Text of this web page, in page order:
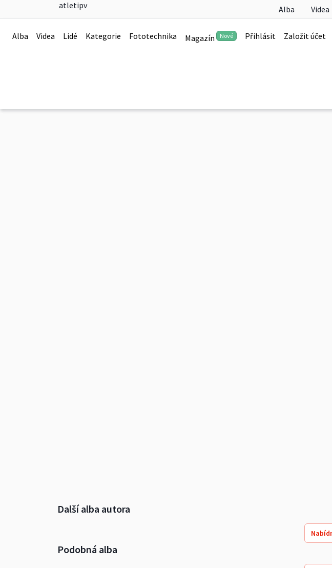
Alba Videa
Alba Videa Lidé Kategorie Fototechnika Magazín Nové Přihlásit Založit účet
atletipv
Soutěž družstev dorostu 2018
Další alba autora
Podobná alba